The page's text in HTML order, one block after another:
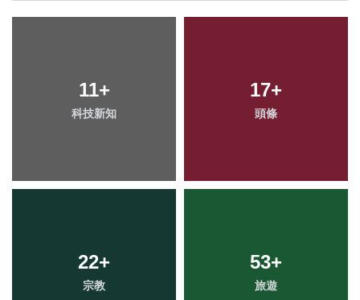
11+
科技新知
17+
頭條
22+
宗教
53+
旅遊
39+
專欄
24+
農業
69+
健康
77+
文教